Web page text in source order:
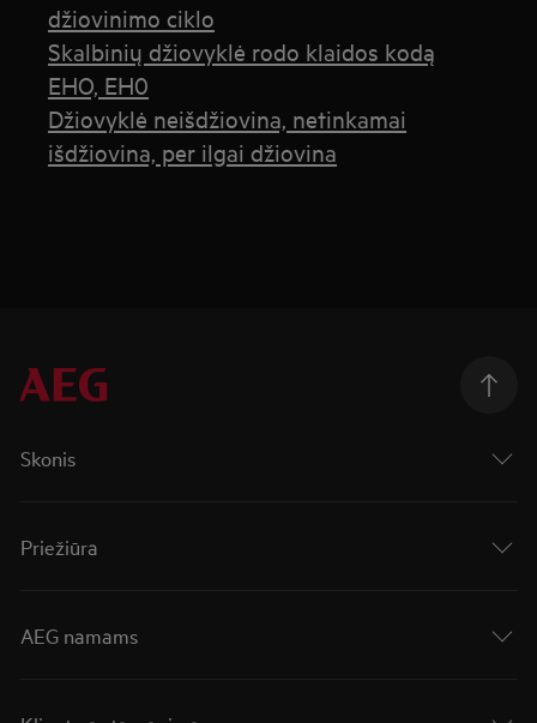
džiovinimo ciklo
Skalbinių džiovyklė rodo klaidos kodą
EHO, EH0
Džiovyklė neišdžiovina, netinkamai
išdžiovina, per ilgai džiovina
Skonis
Priežiūra
AEG namams